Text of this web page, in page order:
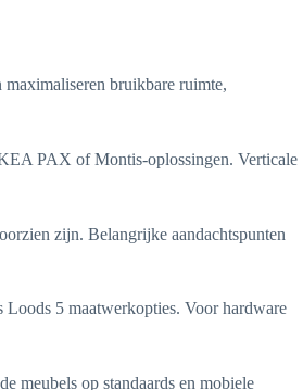
bruikbare ruimte,
PAX of Montis-oplossingen. Verticale
zijn. Belangrijke aandachtspunten
5 maatwerkopties. Voor hardware
meubels op standaards en mobiele